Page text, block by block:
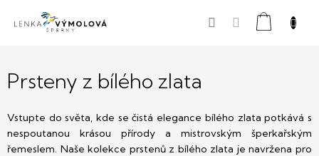
Nákupní
Prsteny z bílého zlata
Vstupte do světa, kde se čistá elegance bílého zlata potkává s
nespoutanou krásou přírody a mistrovským šperkařským
řemeslem. Naše kolekce prstenů z bílého zlata je navržena pro